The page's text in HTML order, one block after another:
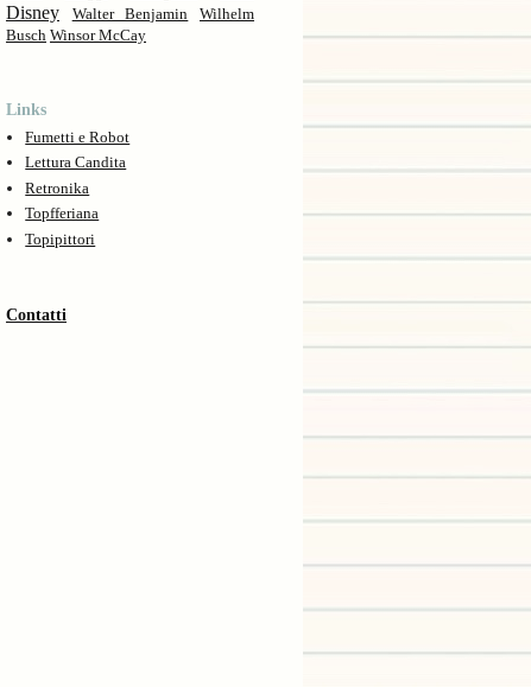
Disney
Walter Benjamin
Wilhelm
Busch Winsor McCay
Links
Fumetti e Robot
Lettura Candita
Retronika
Topfferiana
Topipittori
Contatti